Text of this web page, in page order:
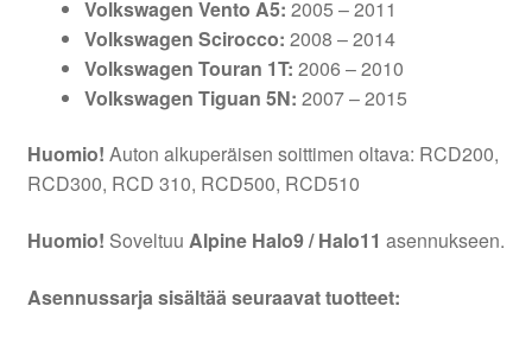
Volkswagen Vento A5: 2005 – 2011
Volkswagen Scirocco: 2008 – 2014
Volkswagen Touran 1T: 2006 – 2010
Volkswagen Tiguan 5N: 2007 – 2015
Huomio! Auton alkuperäisen soittimen oltava: RCD200,
RCD300, RCD 310, RCD500, RCD510
Huomio! Soveltuu Alpine Halo9 / Halo11 asennukseen.
Asennussarja sisältää seuraavat tuotteet: